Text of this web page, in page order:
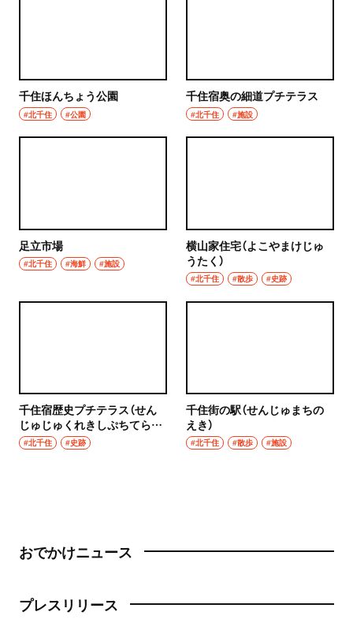
千住ほんちょう公園
#北千住 #公園
千住宿奥の細道プチテラス
#北千住 #施設
足立市場
#北千住 #海鮮 #施設
横山家住宅（よこやまけじゅ
うたく）
#北千住 #散歩 #史跡
千住宿歴史プチテラス（せん
じゅじゅくれきしぷちてら
す）
#北千住 #史跡
千住街の駅（せんじゅまちの
えき）
#北千住 #散歩 #施設
おでかけニュース
プレスリリース